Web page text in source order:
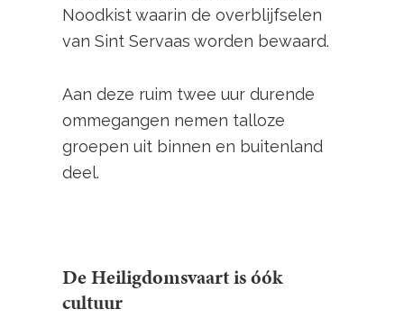
Noodkist waarin de overblijfselen
van Sint Servaas worden bewaard.
Aan deze ruim twee uur durende
ommegangen nemen talloze
groepen uit binnen en buitenland
deel.
De Heiligdomsvaart is óók
cultuur